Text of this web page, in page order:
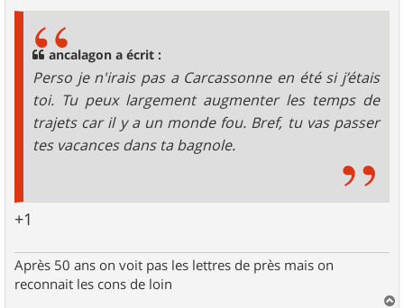
ancalagon a écrit :
Perso je n'irais pas a Carcassonne en été si j’étais
toi. Tu peux largement augmenter les temps de
trajets car il y a un monde fou. Bref, tu vas passer
tes vacances dans ta bagnole.
+1
Après 50 ans on voit pas les lettres de près mais on
reconnait les cons de loin